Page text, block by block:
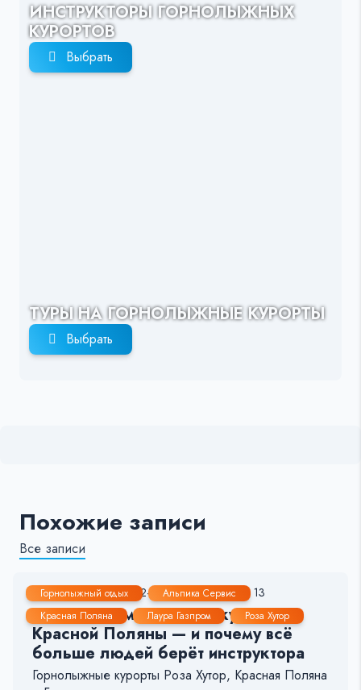
ИНСТРУКТОРЫ ГОРНОЛЫЖНЫХ
КУРОРТОВ
Выбрать
ТУРЫ НА ГОРНОЛЫЖНЫЕ КУРОРТЫ
Выбрать
Похожие записи
Все записи
Горнолыжный отдых
Альпика Сервис
Красная Поляна
Лаура Газпром Роза Хутор
9 Янв, 2026 2-3 мин. 151 13
Крупные изменения на курортах
Красной Поляны — и почему всё
больше людей берёт инструктора
Горнолыжные курорты Роза Хутор, Красная Поляна